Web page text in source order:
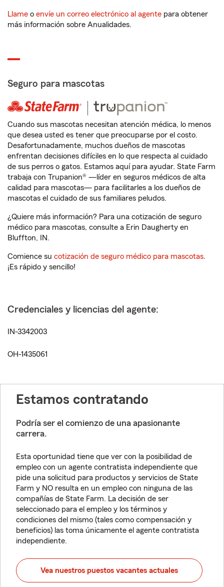
Llame o envíe un correo electrónico al agente para obtener
más información sobre Anualidades.
Seguro para mascotas
Cuando sus mascotas necesitan atención médica, lo menos
que desea usted es tener que preocuparse por el costo.
Desafortunadamente, muchos dueños de mascotas
enfrentan decisiones difíciles en lo que respecta al cuidado
de sus perros o gatos. Estamos aquí para ayudar. State Farm
trabaja con Trupanion® —líder en seguros médicos de alta
calidad para mascotas— para facilitarles a los dueños de
mascotas el cuidado de sus familiares peludos.
¿Quiere más información? Para una cotización de seguro
médico para mascotas, consulte a Erin Daugherty en
Bluffton, IN.
Comience su cotización de seguro médico para mascotas.
¡Es rápido y sencillo!
Credenciales y licencias del agente:
IN-3342003
OH-1435061
Estamos contratando
Podría ser el comienzo de una apasionante
carrera.
Esta oportunidad tiene que ver con la posibilidad de
empleo con un agente contratista independiente que
pide una solicitud para productos y servicios de State
Farm y NO resulta en un empleo con ninguna de las
compañías de State Farm. La decisión de ser
seleccionado para el empleo y los términos y
condiciones del mismo (tales como compensación y
beneficios) las toma únicamente el agente contratista
independiente.
Vea nuestros puestos vacantes actuales